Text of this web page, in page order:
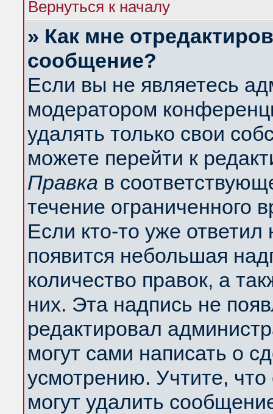
Вернуться к началу
» Как мне
сообщение?
Если вы не являетесь
модератором
удалять только свои
можете перейти к
Правка в
течение ограниченного
Если кто-то уже
появится небольшая
количество правок, а
них. Эта надпись не
редактировал
могут сами написать о
усмотрению. Учтите,
могут удалить